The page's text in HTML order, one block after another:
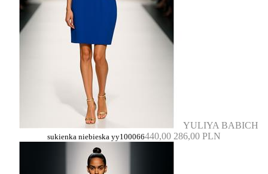
YULIYA BABICH
sukienka niebieska yy100066440,00 286,00 PLN